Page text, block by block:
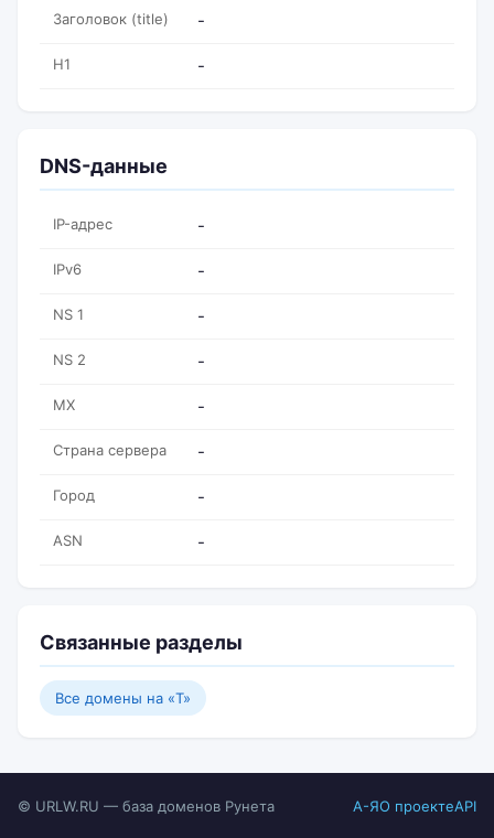
Заголовок (title) -
H1 -
DNS-данные
IP-адрес -
IPv6 -
NS 1 -
NS 2 -
MX -
Страна сервера -
Город -
ASN -
Связанные разделы
Все домены на «T»
© URLW.RU — база доменов Рунета А-ЯО проектеAPI